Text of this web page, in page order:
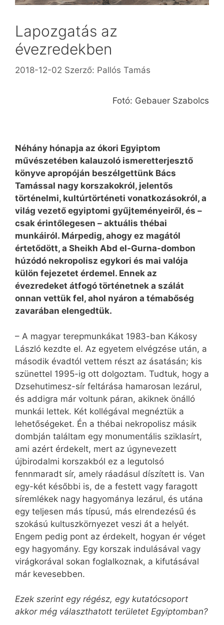
Lapozgatás az
évezredekben
2018-12-02 Szerző: Pallós Tamás
Fotó: Gebauer Szabolcs
Néhány hónapja az ókori Egyiptom
művészetében kalauzoló ismeretterjesztő
könyve apropóján beszélgettünk Bács
Tamással nagy korszakokról, jelentős
történelmi, kultúrtörténeti vonatkozásokról, a
világ vezető egyiptomi gyűjteményeiről, és –
csak érintőlegesen – aktuális thébai
munkáiról. Márpedig, ahogy ez magától
értetődött, a Sheikh Abd el-Gurna-dombon
húzódó nekropolisz egykori és mai valója
külön fejezetet érdemel. Ennek az
évezredeket átfogó történetnek a szálát
onnan vettük fel, ahol nyáron a témabőség
zavarában elengedtük.
– A magyar terepmunkákat 1983-ban Kákosy
László kezdte el. Az egyetem elvégzése után, a
második évadtól vettem részt az ásatásán; kis
szünettel 1995-ig ott dolgoztam. Tudtuk, hogy a
Dzsehutimesz-sír feltárása hamarosan lezárul,
és addigra már voltunk páran, akiknek önálló
munkái lettek. Két kollégával megnéztük a
lehetőségeket. Én a thébai nekropolisz másik
dombján találtam egy monumentális sziklasírt,
ami azért érdekelt, mert az úgynevezett
újbirodalmi korszakból ez a legutolsó
fennmaradt sír, amely ráadásul díszített is. Van
egy-két későbbi is, de a festett vagy faragott
síremlékek nagy hagyománya lezárul, és utána
egy teljesen más típusú, más elrendezésű és
szokású kultuszkörnyezet veszi át a helyét.
Engem pedig pont az érdekelt, hogyan ér véget
egy hagyomány. Egy korszak indulásával vagy
virágkorával sokan foglalkoznak, a kifutásával
már kevesebben.
Ezek szerint egy régész, egy kutatócsoport
akkor még választhatott területet Egyiptomban?